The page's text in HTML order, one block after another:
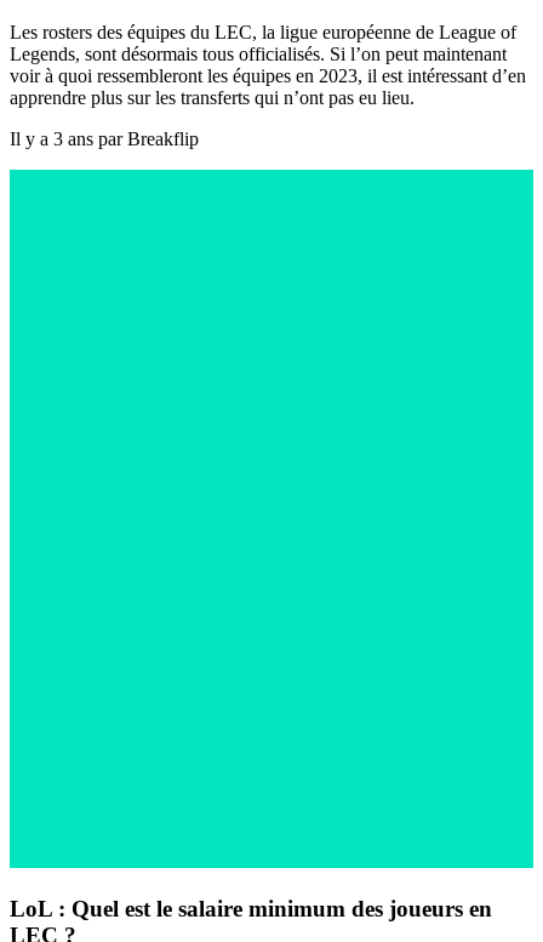
Les rosters des équipes du LEC, la ligue européenne de League of
Legends, sont désormais tous officialisés. Si l’on peut maintenant
voir à quoi ressembleront les équipes en 2023, il est intéressant d’en
apprendre plus sur les transferts qui n’ont pas eu lieu.
Il y a 3 ans par Breakflip
LoL : Quel est le salaire minimum des joueurs en
LEC ?